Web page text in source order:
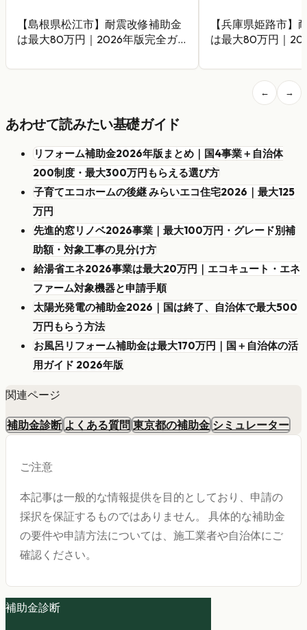
【島根県松江市】耐震改修補助金
は最大80万円｜2026年版完全ガ
【兵庫県姫路市】
は最大80万円｜
← →
あわせて読みたい基礎ガイド
リフォーム補助金2026年版まとめ｜国4事業＋自治体
200制度・最大300万円もらえる選び方
子育てエコホームの後継 みらいエコ住宅2026｜最大125
万円
先進的窓リノベ2026事業｜最大100万円・グレード別補
助額・対象工事の見分け方
給湯省エネ2026事業は最大20万円｜エコキュート・エネ
ファーム対象機器と申請手順
太陽光発電の補助金2026｜国は終了、自治体で最大500
万円もらう方法
お風呂リフォーム補助金は最大170万円｜国＋自治体の活
用ガイド 2026年版
関連ページ
補助金診断 よくある質問 東京都の補助金 シミュレーター
ご注意
本記事は一般的な情報提供を目的としており、申請の
採択を保証するものではありません。 具体的な補助金
の要件や申請方法については、施工業者や自治体にご
確認ください。
補助金診断